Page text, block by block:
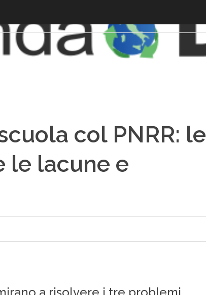
col PNRR: le
le lacune e